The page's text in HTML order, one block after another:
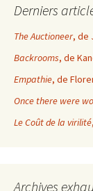
Derniers
The Auctioneer, de
Backrooms, de
Empathie, de
Once there were
Le Coût de la virilité
Archives